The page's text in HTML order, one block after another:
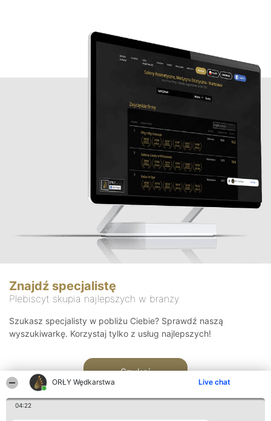
ORŁY Wędkarstwa Live chat
04:22
Znajdź specjalistę
Plebiscyt skupia najlepszych w branży
Szukasz specjalisty w pobliżu Ciebie? Sprawdź naszą
wyszukiwarkę. Korzystaj tylko z usług najlepszych!
Szukaj